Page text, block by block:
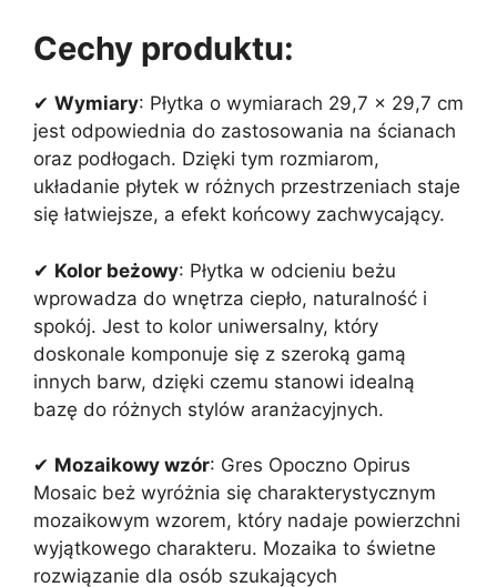
Cechy produktu:
✔ Wymiary: Płytka o wymiarach 29,7 x 29,7 cm
jest odpowiednia do zastosowania na ścianach
oraz podłogach. Dzięki tym rozmiarom,
układanie płytek w różnych przestrzeniach staje
się łatwiejsze, a efekt końcowy zachwycający.
✔ Kolor beżowy: Płytka w odcieniu beżu
wprowadza do wnętrza ciepło, naturalność i
spokój. Jest to kolor uniwersalny, który
doskonale komponuje się z szeroką gamą
innych barw, dzięki czemu stanowi idealną
bazę do różnych stylów aranżacyjnych.
✔ Mozaikowy wzór: Gres Opoczno Opirus
Mosaic beż wyróżnia się charakterystycznym
mozaikowym wzorem, który nadaje powierzchni
wyjątkowego charakteru. Mozaika to świetne
rozwiązanie dla osób szukających